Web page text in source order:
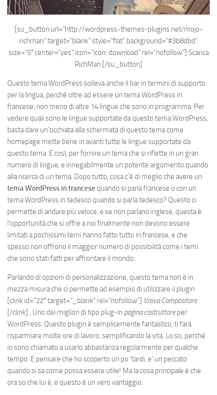
[su_button url=”http://wordpress-themes-plugins.net/mojo-
richman” target=”blank” style=”flat” background=”#3b8dbd”
size=”5″ center=”yes” icon=”icon: download” rel=”nofollow”] Scarica
RichMan [/su_button]
Questo tema WordPress solleva anche il bar in termini di supporto
per la lingua, perché oltre ad essere un tema WordPress in
francese, non meno di altre 14 lingue che sono in programma. Per
vedere quali sono le lingue supportate da questo tema WordPress,
basta dare un’occhiata alla schermata di questo tema come
homepage mette bene in avanti tutte le lingue supportate da
questo tema. E così, per fornire un tema che si riflette in un gran
numero di lingue, e innegabilmente un potente argomento quando
alla ricerca di un tema. Dopo tutto, cosa c’è di meglio che avere un
tema WordPress in francese quando si parla francese o con un
tema WordPress in tedesco quando si parla tedesco? Questo ci
permette di andare più veloce, e se non parlano inglese, questa è
l’opportunità che si offre a noi finalmente non devono essere
limitati a pochissimi temi hanno fatto tutto in francese, e che
spesso non offrono il maggior numero di possibilità come i temi
che sono stati fatti per affrontare il mondo.
Parlando di opzioni di personalizzazione, questo tema non è in
mezza misura che ci permette ad esempio di utilizzare il plugin
[clink id=”22″ target=”_blank” rel=”nofollow”] Visiva Compositore
[/clink] , Uno dei migliori di tipo plug-in pagina costruttoreper
WordPress. Questo plugin è semplicemente fantastico, ti farà
risparmiare molte ore di lavoro, semplificando la vita. Lo so, perché
io sono chiamato a usarlo abbastanza regolarmente per qualche
tempo. E pensare che ho scoperto un po ‘tardi, e’ un peccato
quando si sa come possa essere utile! Ma la cosa principale è che
ora so che lui è, e questo è un vero vantaggio.